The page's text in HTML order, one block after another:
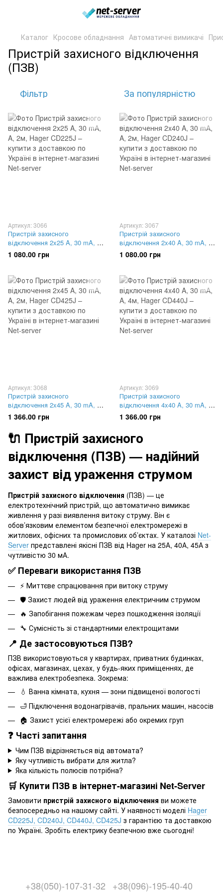
Каталог Кросове обладнання Автоматичні вимикачі
Пристрій захисного відключення
(ПЗВ)
Фільтр За популярністю
Артикул: 3066
Пристрій захисного
відключення 2x25 A, 30 mA, A,
2м, Hager CD225J
1 080.00 грн
Артикул: 3067
Пристрій захисного
відключення 2x40 A, 30 mA, A,
2м, Hager CD240J
1 080.00 грн
Артикул: 3068
Пристрій захисного
відключення 2x45 A, 30 mA, A,
2м, Hager CD425J
1 366.00 грн
Артикул: 3069
Пристрій захисного
відключення 4x40 A, 30 mA, A,
4м, Hager CD440J
1 366.00 грн
🔌 Пристрій захисного
відключення (ПЗВ) — надійний
захист від ураження струмом
Пристрій захисного відключення (ПЗВ) — це
електротехнічний пристрій, що автоматично вимикає
живлення у разі виявлення витоку струму. Він є
обов’язковим елементом безпечної електромережі в
житлових, офісних та промислових об’єктах. У каталозі Net-
Server представлені якісні ПЗВ від Hager на 25А, 40А, 45А з
чутливістю 30 мА.
✅ Переваги використання ПЗВ
⚡ Миттєве спрацювання при витоку струму
🛡️ Захист людей від ураження електричним струмом
🔥 Запобігання пожежам через пошкодження ізоляції
🔧 Сумісність зі стандартними електрощитами
📍 Де застосовуються ПЗВ?
ПЗВ використовуються у квартирах, приватних будинках,
офісах, магазинах, цехах, у будь-яких приміщеннях, де
важлива електробезпека. Зокрема:
💧 Ванна кімната, кухня — зони підвищеної вологості
🛁 Підключення водонагрівачів, пральних машин, насосів
🏠 Захист усієї електромережі або окремих груп
❓ Часті запитання
Чим ПЗВ відрізняється від автомата?
Яку чутливість вибрати для житла?
Яка кількість полюсів потрібна?
🛒 Купити ПЗВ в інтернет-магазині Net-Server
Замовити пристрій захисного відключення ви можете
безпосередньо на нашому сайті. У наявності моделі Hager
CD225J, CD240J, CD440J, CD425J з гарантією та доставкою
по Україні. Зробіть електрику безпечною вже сьогодні!
+38(050)-107-31-32
+38(096)-195-40-40